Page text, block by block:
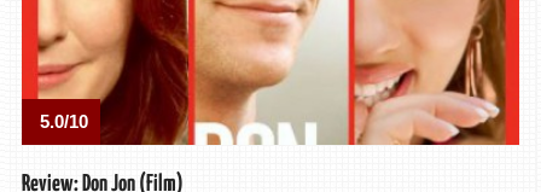
5.0/10
Review: Don Jon (Film)